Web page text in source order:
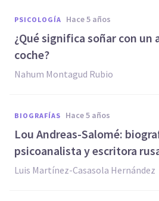
PSICOLOGÍA hace 5 años
¿Qué significa soñar con un
coche?
Nahum Montagud Rubio
BIOGRAFÍAS hace 5 años
Lou Andreas-Salomé:
psicoanalista y escritora
Luis Martínez-Casasola Hernández